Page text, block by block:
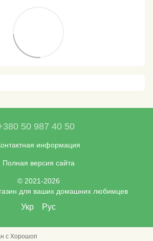
50 987 40 50
информация
Полная версия сайта
© 2021-2026
для ваших домашних любимцев
Укр Рус
с Хорошоп